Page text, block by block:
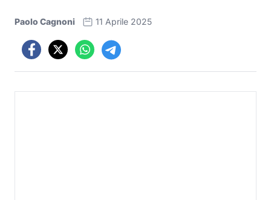
Paolo Cagnoni 11 Aprile 2025